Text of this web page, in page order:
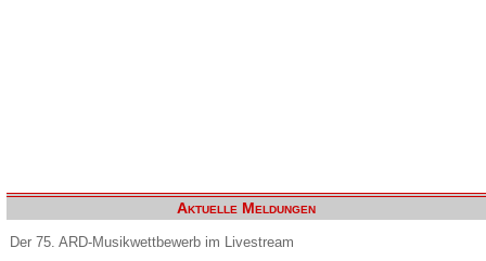
Aktuelle Meldungen
Der 75. ARD-Musikwettbewerb im Livestream